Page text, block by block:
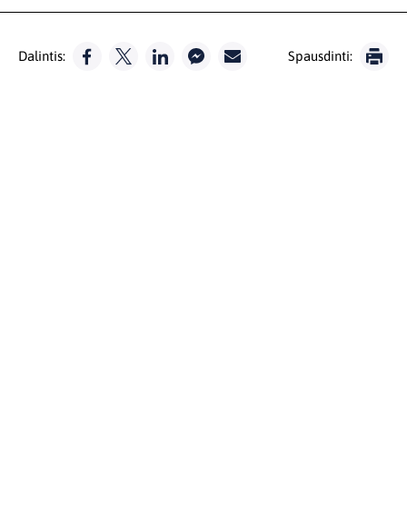
Dalintis: Spausdinti: